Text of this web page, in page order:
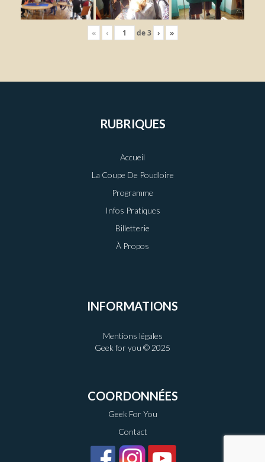
« ‹ de3 › »
RUBRIQUES
Accueil
La Coupe De Poudloire
Programme
Infos Pratiques
Billetterie
À Propos
INFORMATIONS
Mentions légales
Geek for you © 2025
COORDONNÉES
Geek For You
Contact